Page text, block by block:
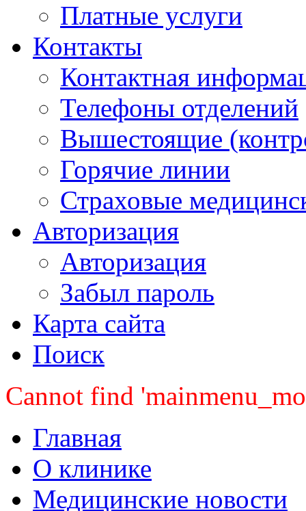
Платные услуги
Контакты
Контактная
Телефоны отделений
Вышестоящие
Горячие линии
Страховые
Авторизация
Авторизация
Забыл пароль
Карта сайта
Поиск
Cannot find
Главная
О клинике
Медицинские новости